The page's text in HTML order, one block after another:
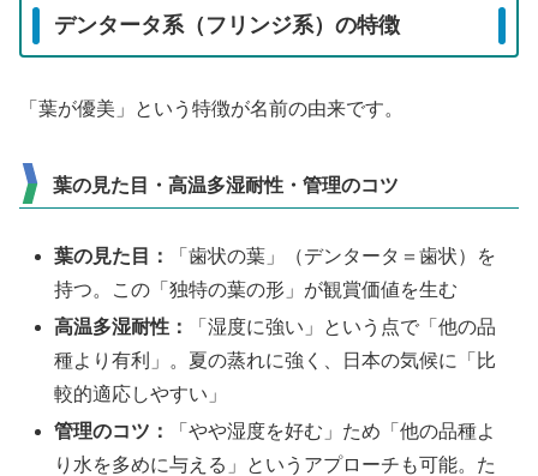
デンタータ系（フリンジ系）の特徴
「葉が優美」という特徴が名前の由来です。
葉の見た目・高温多湿耐性・管理のコツ
葉の見た目：
「歯状の葉」（デンタータ＝歯状）を
持つ。この「独特の葉の形」が観賞価値を生む
高温多湿耐性：
「湿度に強い」という点で「他の品
種より有利」。夏の蒸れに強く、日本の気候に「比
較的適応しやすい」
管理のコツ：
「やや湿度を好む」ため「他の品種よ
り水を多めに与える」というアプローチも可能。た